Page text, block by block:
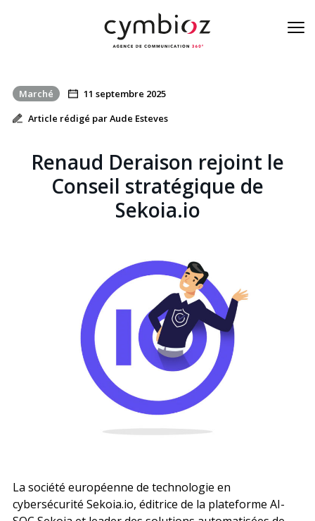
À la une de la cyber
Nos métiers
Recherche
Marché
11 septembre 2025
Article rédigé par Aude Esteves
Renaud Deraison rejoint le
Conseil stratégique de
Sekoia.io
La société européenne de technologie en
cybersécurité Sekoia.io, éditrice de la plateforme AI-